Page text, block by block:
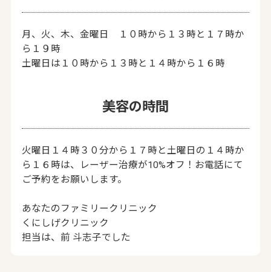
月、火、木、金曜日 １０時から１３時と１７時か
ら１９時
土曜日は１０時から１３時と１４時から１６時
美容の時間
火曜日１４時３０分から１７時と土曜日の１４時か
ら１６時は、レーザー治療が10%オフ！お電話にて
ご予約をお願いします。
あなたのファミリークリニック
くにしげクリニック
担当は、前 斗志子でした